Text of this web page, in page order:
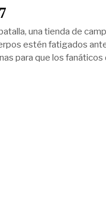
una tienda de
estén fatigados
para que los fanáticos